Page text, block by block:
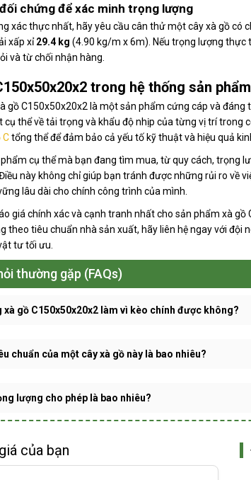
chứng để xác minh trọng lượng
xác thực nhất, hãy yêu cầu cân thử một cây xà gồ
xấp xỉ29.4 kg (4.90 kg/m x 6m). Nếu trọng lượng thực
và từ chối nhận hàng.
trong hệ thống sản
gồ C150x50x20x2 là một sản phẩm cứng cáp và đáng
cụ thể về tải trọng và khẩu độ nhịp của từng vị trí trong
Ctổng thể để đảm bảo cả yếu tố kỹ thuật và hiệu quả
cụ thể mà bạn đang tìm mua, từ quy cách, trọng
này không chỉ giúp bạn tránh được những rủi ro về
lâu dài cho chính công trình của mình.
giá chính xác và cạnh tranh nhất cho sản phẩm xà
theo tiêu chuẩn nhà sản xuất, hãy liên hệ ngay với đội
tư tối ưu.
thường gặp (FAQs)
xà gồ C150x50x20x2 làm vì kèo chính được không?
chuẩn của một cây xà gồ này là bao nhiêu?
lượng cho phép là bao nhiêu?
của bạn